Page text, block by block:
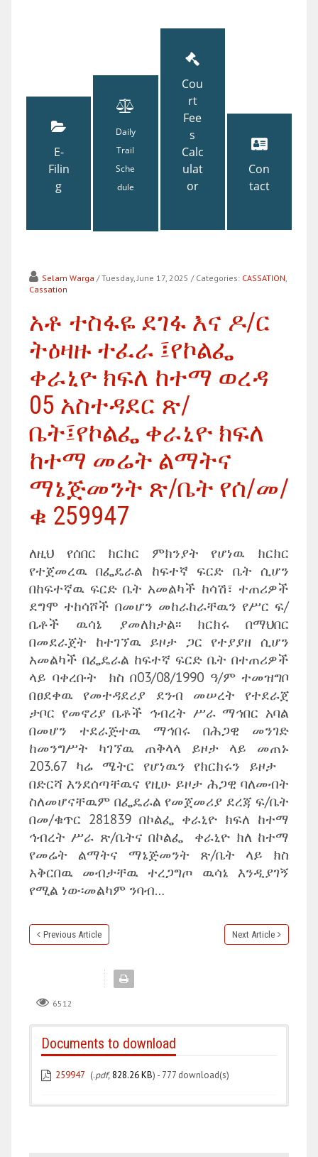
E-
Filin
g
Daily
Trail
Sche
dule
Cou
rt
Fee
s
Calc
ulat
or
Con
tact
Selam Warga / Tuesday, June 17, 2025 / Categories: CASSATION,
Cassation
አቶ ተስፋዬ ደገፋ እና ዶ/ር
ትዕዛዙ ተፈራ ፤የኮልፌ
ቀራኒዮ ክፍለ ከተማ ወረዳ
05 አስተዳደር ጽ/
ቤት፤የኮልፌ ቀራኒዮ ክፍለ
ከተማ መሬት ልማትና
ማኔጅመንት ጽ/ቤት የሰ/መ/
ቁ 259947
ለዚህ የሰበር ክርክር ምክንያት የሆነዉ ክርክር
የተጀመረዉ በፌዴራል ከፍተኛ ፍርድ ቤት ሲሆን
በከፍተኛዉ ፍርድ ቤት አመልካች ከሳሽ፣ ተጠሪዎች
ደግሞ ተከሳሾች በመሆን መከራከራቸዉን የሥር ፍ/
ቤቶች ዉሳኔ ያመለክታል፡፡ ክርክሩ በማህበር
በመደራጀት ከተገኘዉ ይዞታ ጋር የተያያዘ ሲሆን
አመልካች በፌዴራል ከፍተኛ ፍርድ ቤት በተጠሪዎች
ላይ ባቀረቡት ክስ በ03/08/1990 ዓ/ም ተመዝግቦ
በፀደቀዉ የመተዳደሪያ ደንብ መሠረት የተደራጀ
ታቦር የመኖሪያ ቤቶች ኅብረት ሥራ ማኅበር አባል
በመሆን ተደራጅተዉ ማኅበሩ በሕጋዊ መንገድ
ከመንግሥት ካገኘዉ ጠቅላላ ይዞታ ላይ መጠኑ
203.67 ካሬ ሜትር የሆነዉን የክርክሩን ይዞታ
በድርሻ እንደሰጣቸዉና የዚሁ ይዞታ ሕጋዊ ባለመብት
ስለመሆናቸዉም በፌዴራል የመጀመሪያ ደረጃ ፍ/ቤት
በመ/ቁጥር 281839 በኮልፌ ቀራኒዮ ክፍለ ከተማ
ኅብረት ሥራ ጽ/ቤትና በኮልፌ ቀራኒዮ ክለ ከተማ
የመሬት ልማትና ማኔጅመንት ጽ/ቤት ላይ ክስ
አቅርበዉ መብታቸዉ ተረጋግጦ ዉሳኔ እንዲያገኝ
የሚል ነው፡መልካም ንባብ…
Previous Article Next Article
6512
Documents to download
259947 (.pdf, 828.26 KB) - 777 download(s)